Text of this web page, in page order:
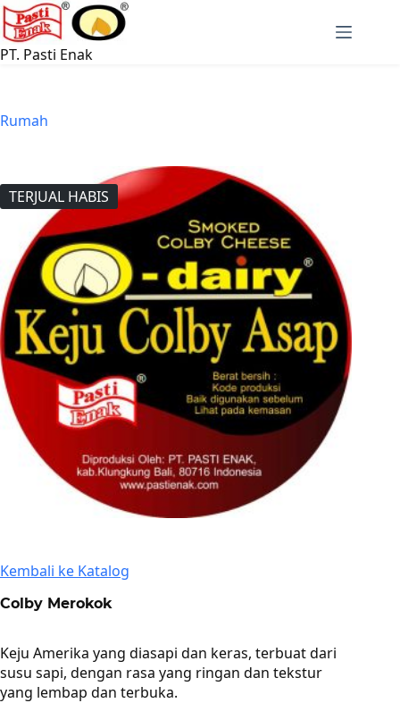
Langsung
ke
konten
PT. Pasti Enak
Rumah
TERJUAL HABIS
Kembali ke Katalog
Colby Merokok
Keju Amerika yang diasapi dan keras, terbuat dari
susu sapi, dengan rasa yang ringan dan tekstur
yang lembap dan terbuka.